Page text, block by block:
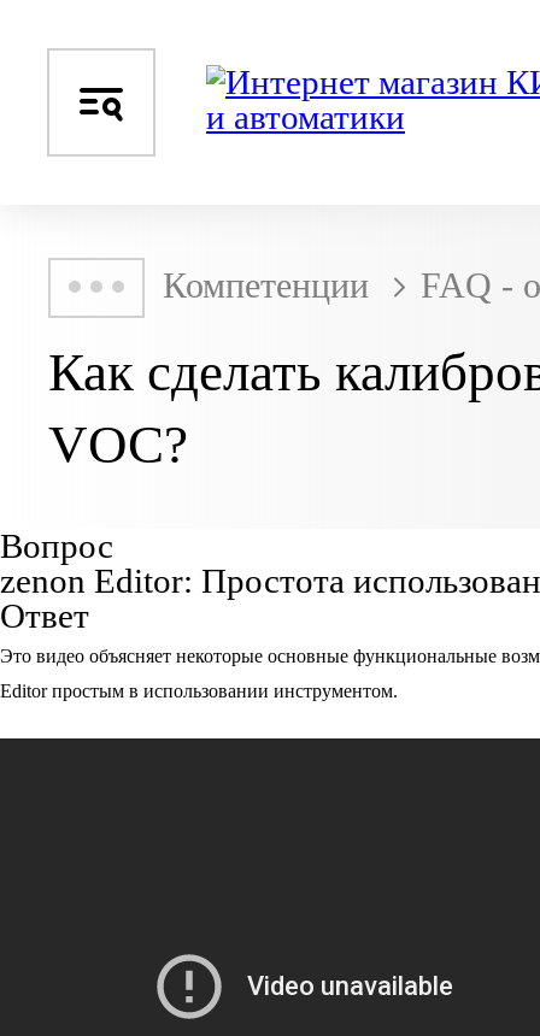
Компетенции FAQ -
Как сделать
VOC?
Вопрос
zenon Editor: Простота
Ответ
Это видео объясняет некоторые основные функциональные
Editor простым в использовании инструментом.